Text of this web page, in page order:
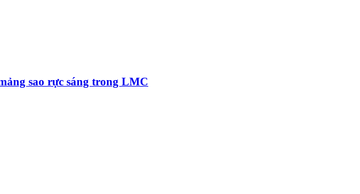
sao rực sáng trong LMC